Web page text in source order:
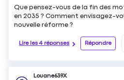
Que pensez-vous de la fin des
en 2035 ? Comment envisagez-
nouvelle réforme ?
Lire les 4 réponses Répondre
Louane639X